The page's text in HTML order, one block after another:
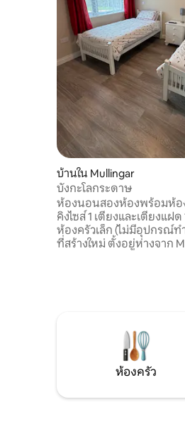
บ้านใน Mullingar
บังกะโลกระดาษ
ห้องนอนสองห้องพร้อมห้อ
คิงไซส์ 1 เตียงและเตียงแฝด
ห้องครัวเล็ก (ไม่มีอุปกรณ์ท
ที่สร้างใหม่ ตั้งอยู่ห่างจาก
Centre 2 กม. และห่างจาก
General Hospital 1 กม. ใก
ในลอว์โอเวล หรือพักผ่อนใ
เอนเนลล์ แวะชมรูปปั้นโจ โด
หน้าต่างของไนอัล โฮรันในค
ห้องครัว